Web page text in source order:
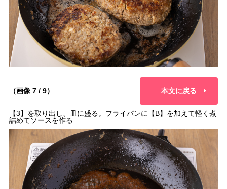
（画像 7 / 9） 本文に戻る
【3】を取り出し、皿に盛る。フライパンに【B】を加えて軽く煮
詰めてソースを作る